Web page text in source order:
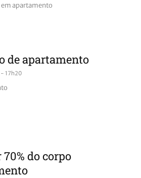
em apartamento
de apartamento
17h20
do corpo